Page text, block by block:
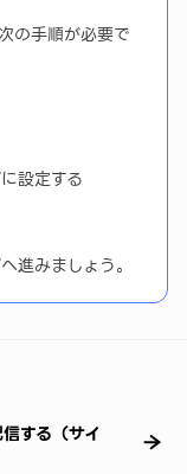
の手順が必要で
設定する
進みましょう。
する（サイ